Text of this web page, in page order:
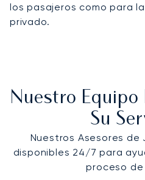
los pasajeros como para
privado.
Nuestro Equipo
Su
Nuestros Asesores
disponibles 24/7 para
proceso de